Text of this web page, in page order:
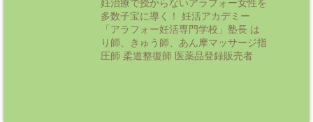
妊治療で授からないアラフォー女性を
多数子宝に導く！ 妊活アカデミー
「アラフォー妊活専門学校」塾長 は
り師、きゅう師、あん摩マッサージ指
圧師 柔道整復師 医薬品登録販売者